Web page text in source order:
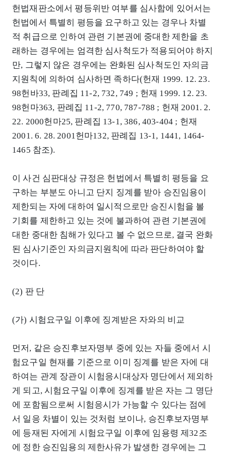
헌법재판소에서 평등위반 여부를 심사함에 있어서는
헌법에서 특별히 평등을 요구하고 있는 경우나 차별
적 취급으로 인하여 관련 기본권에 중대한 제한을 초
래하는 경우에는 엄격한 심사척도가 적용되어야 하지
만, 그렇지 않은 경우에는 완화된 심사척도인 자의금
지원칙에 의하여 심사하면 족하다(헌재 1999. 12. 23.
98헌바33, 판례집 11-2, 732, 749 ; 헌재 1999. 12. 23.
98헌마363, 판례집 11-2, 770, 787-788 ; 헌재 2001. 2.
22. 2000헌마25, 판례집 13-1, 386, 403-404 ; 헌재
2001. 6. 28. 2001헌마132, 판례집 13-1, 1441, 1464-
1465 참조).
이 사건 심판대상 규정은 헌법에서 특별히 평등을 요
구하는 부분도 아니고 단지 징계를 받아 승진임용이
제한되는 자에 대하여 일시적으로만 승진시험을 볼
기회를 제한하고 있는 것에 불과하여 관련 기본권에
대한 중대한 침해가 있다고 볼 수 없으므로, 결국 완화
된 심사기준인 자의금지원칙에 따라 판단하여야 할
것이다.
(2) 판 단
(가) 시험요구일 이후에 징계받은 자와의 비교
먼저, 같은 승진후보자명부 중에 있는 자들 중에서 시
험요구일 현재를 기준으로 이미 징계를 받은 자에 대
하여는 관계 장관이 시험응시대상자 명단에서 제외하
게 되고, 시험요구일 이후에 징계를 받은 자는 그 명단
에 포함됨으로써 시험응시가 가능할 수 있다는 점에
서 일응 차별이 있는 것처럼 보이나, 승진후보자명부
에 등재된 자에게 시험요구일 이후에 임용령 제32조
에 정한 승진임용의 제한사유가 발생한 경우에는 그